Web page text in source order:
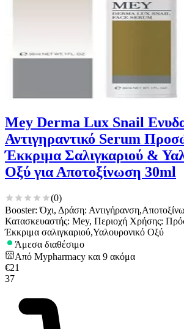
Mey Derma Lux Snail
Αντιγηραντικό Serum
Έκκριμα Σαλιγκαριού &
Οξύ για Αποτοξίνωση 30ml
(0)
Booster: Όχι, Δράση:
Κατασκευαστής: Mey, Περιοχή Χρήσης:
Έκκριμα σαλιγκαριού,Υαλουρονικό Οξύ
Άμεσα διαθέσιμο
Από Mypharmacy και 9 ακόμα
€21
37